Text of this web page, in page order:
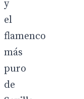
y
el
flamenco
más
puro
de